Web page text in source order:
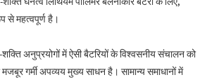
से महत्वपूर्ण है।
अनुप्रयोगों में ऐसी बैटरियों के विश्वसनीय संचालन को
गर्मी अपव्यय मुख्य साधन है। सामान्य समाधानों में